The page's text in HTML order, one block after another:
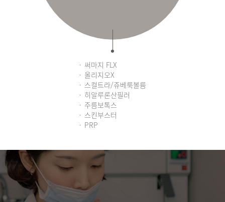
써마지 FLX
올리지오X
스컬트라/쥬베룩볼륨
히알루론산필러
주름보톡스
스킨부스터
PRP